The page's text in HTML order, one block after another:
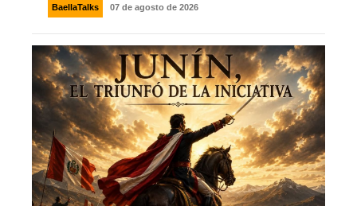
BaellaTalks 07 de agosto de 2026